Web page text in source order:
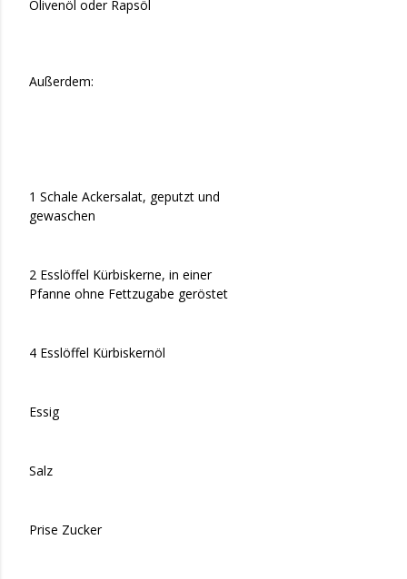
Olivenöl oder Rapsöl
Außerdem:
1 Schale Ackersalat, geputzt und
gewaschen
2 Esslöffel Kürbiskerne, in einer
Pfanne ohne Fettzugabe geröstet
4 Esslöffel Kürbiskernöl
Essig
Salz
Prise Zucker